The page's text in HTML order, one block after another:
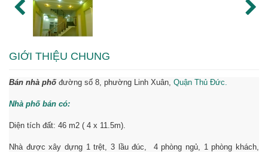
GIỚI THIỆU CHUNG
Bán nhà phốđường số 8, phường Linh Xuân, Quận Thủ Đức.
Nhà phố bán có:
Diện tích đất: 46 m2 ( 4 x 11.5m).
Nhà được xây dựng 1 trệt, 3 lầu đúc, 4 phòng ngủ, 1 phòng khách,